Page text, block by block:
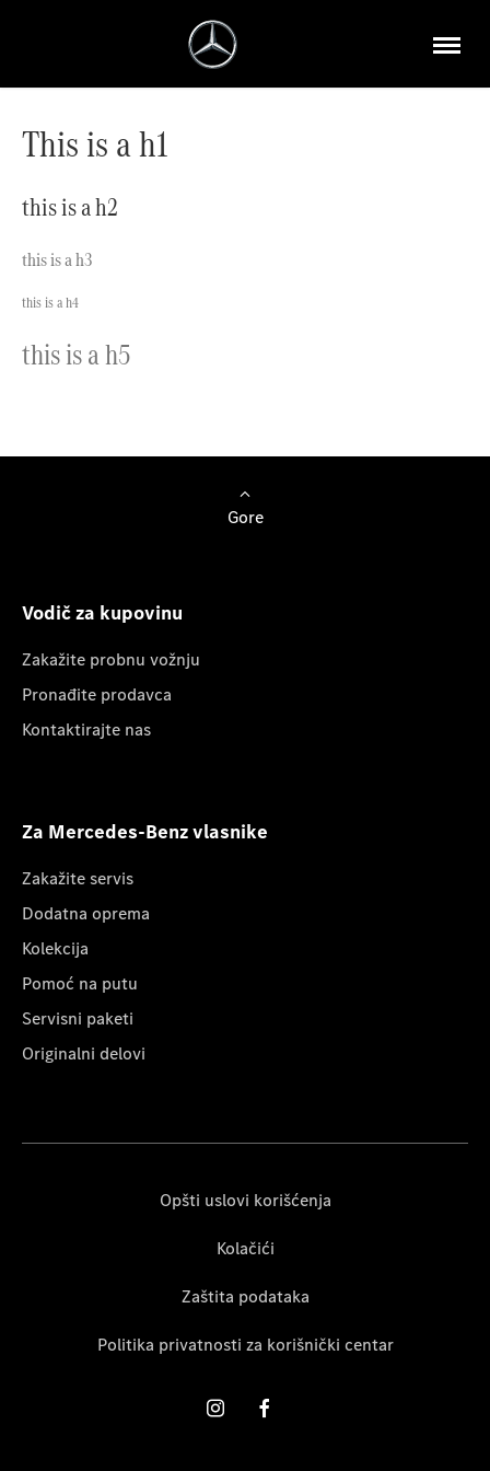
This is a h1
this is a h2
this is a h3
this is a h4
this is a h5
Gore
Vodič za kupovinu
Zakažite probnu vožnju
Pronađite prodavca
Kontaktirajte nas
Za Mercedes-Benz vlasnike
Zakažite servis
Dodatna oprema
Kolekcija
Pomoć na putu
Servisni paketi
Originalni delovi
Opšti uslovi korišćenja
Kolačići
Zaštita podataka
Politika privatnosti za korišnički centar